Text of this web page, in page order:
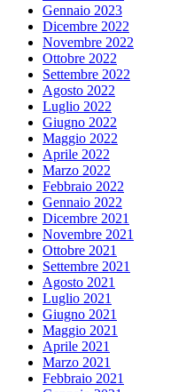
Gennaio 2023
Dicembre 2022
Novembre 2022
Ottobre 2022
Settembre 2022
Agosto 2022
Luglio 2022
Giugno 2022
Maggio 2022
Aprile 2022
Marzo 2022
Febbraio 2022
Gennaio 2022
Dicembre 2021
Novembre 2021
Ottobre 2021
Settembre 2021
Agosto 2021
Luglio 2021
Giugno 2021
Maggio 2021
Aprile 2021
Marzo 2021
Febbraio 2021